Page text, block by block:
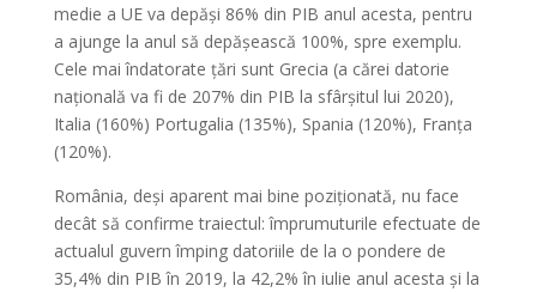
medie a UE va depăși 86% din PIB anul acesta, pentru
a ajunge la anul să depășească 100%, spre exemplu.
Cele mai îndatorate țări sunt Grecia (a cărei datorie
națională va fi de 207% din PIB la sfârșitul lui 2020),
Italia (160%) Portugalia (135%), Spania (120%), Franța
(120%).
România, deși aparent mai bine poziționată, nu face
decât să confirme traiectul: împrumuturile efectuate de
actualul guvern împing datoriile de la o pondere de
35,4% din PIB în 2019, la 42,2% în iulie anul acesta și la